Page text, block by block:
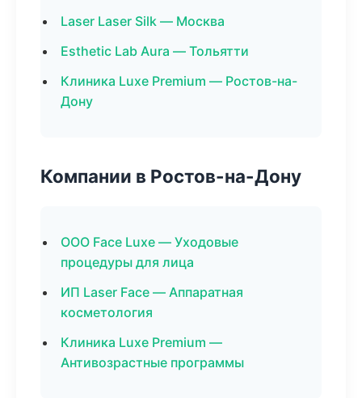
Laser Laser Silk — Москва
Esthetic Lab Aura — Тольятти
Клиника Luxe Premium — Ростов-на-
Дону
Компании в Ростов-на-Дону
ООО Face Luxe — Уходовые
процедуры для лица
ИП Laser Face — Аппаратная
косметология
Клиника Luxe Premium —
Антивозрастные программы